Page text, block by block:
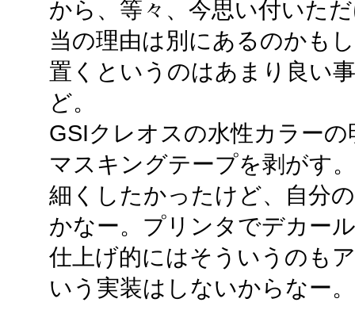
から、等々、今思い付いた
当の理由は別にあるのかも
置くというのはあまり良い
ど。
GSIクレオスの水性カラー
マスキングテープを剥がす
細くしたかったけど、自分
かなー。プリンタでデカー
仕上げ的にはそういうのも
いう実装はしないからなー。